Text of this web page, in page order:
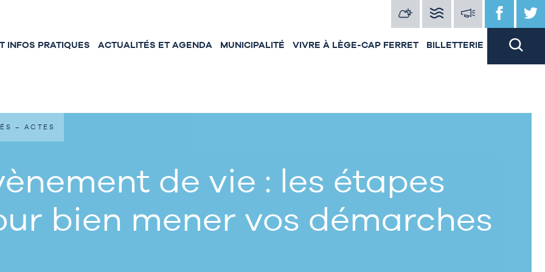
INFOS PRATIQUES ACTUALITÉS ET AGENDA MUNICIPALITÉ VIVRE À LÈGE-CAP FERRET BILLETTERIE
de vie : les étapes
bien mener vos démarches
– ACTES